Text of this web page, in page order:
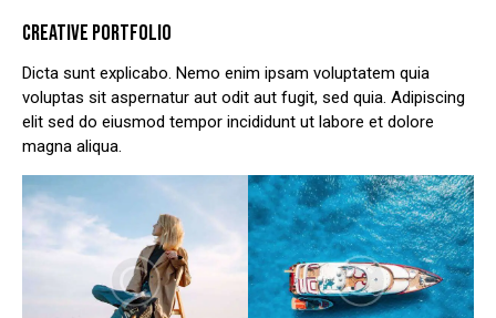
CREATIVE PORTFOLIO
Dicta sunt explicabo. Nemo enim ipsam voluptatem quia
voluptas sit aspernatur aut odit aut fugit, sed quia. Adipiscing
elit sed do eiusmod tempor incididunt ut labore et dolore
magna aliqua.